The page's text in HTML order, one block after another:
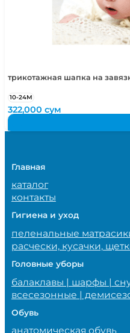
трикотажная шапка на
10-24М
322,000сум
Главная
каталог
контакты
Гигиена и уход
пеленальные
расчески, кусачки,
Головные уборы
балаклавы | шарфы |
всесезонные |
Обувь
анатомическая обувь